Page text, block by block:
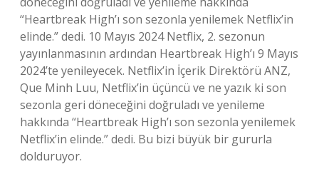
“Heartbreak High’ı son sezonla yenilemek Netflix’in
elinde.” dedi. 10 Mayıs 2024 Netflix, 2. sezonun
yayınlanmasının ardından Heartbreak High’ı 9 Mayıs
2024’te yenileyecek. Netflix’in İçerik Direktörü ANZ,
Que Minh Luu, Netflix’in üçüncü ve ne yazık ki son
sezonla geri döneceğini doğruladı ve yenileme
hakkında “Heartbreak High’ı son sezonla yenilemek
Netflix’in elinde.” dedi. Bu bizi büyük bir gururla
dolduruyor.